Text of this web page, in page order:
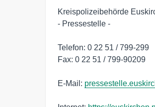
Kreispolizeibehörde
- Pressestelle -
Telefon: 0 22 51 / 799-299
Fax: 0 22 51 / 799-90209
E-Mail: